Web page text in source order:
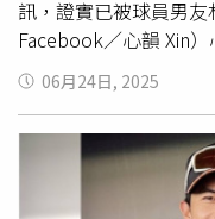
訊，證實已被球員男
Facebook／心韻 Xin
昨（23日）已被男友
「6/23這個日期，其
子，因為除了是我們倆
來也正是6/23，（他
「也許，這一天，故
進了更深的心意，原來
06月24日, 2025